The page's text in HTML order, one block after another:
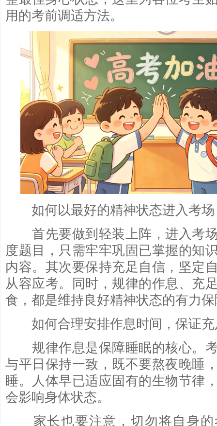
用的考前调适方法。
如何以最好的精神状态进入考场
首先要做到轻装上阵，进入考场
度题目，只需牢牢巩固已掌握的知
内容。其次要保持充足自信，坚定
从容应考。同时，规律的作息、充
食，都是维持良好精神状态的有力
如何合理安排作息时间，保证充
规律作息是保障睡眠的核心。考
与平日保持一致，既不要熬夜晚睡
睡。人体早已适应固有的生物节律
会影响身体状态。
家长也要注意，切勿将自身的